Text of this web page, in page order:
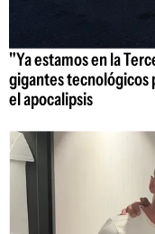
"Ya estamos en la
gigantes tecnológicos
el apocalipsis